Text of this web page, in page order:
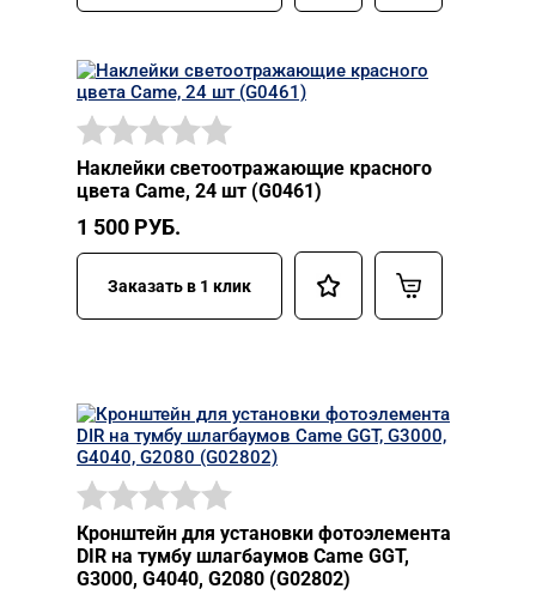
Наклейки светоотражающие красного
цвета Came, 24 шт (G0461)
1 500 РУБ.
Заказать в 1 клик
Кронштейн для установки фотоэлемента
DIR на тумбу шлагбаумов Came GGT,
G3000, G4040, G2080 (G02802)